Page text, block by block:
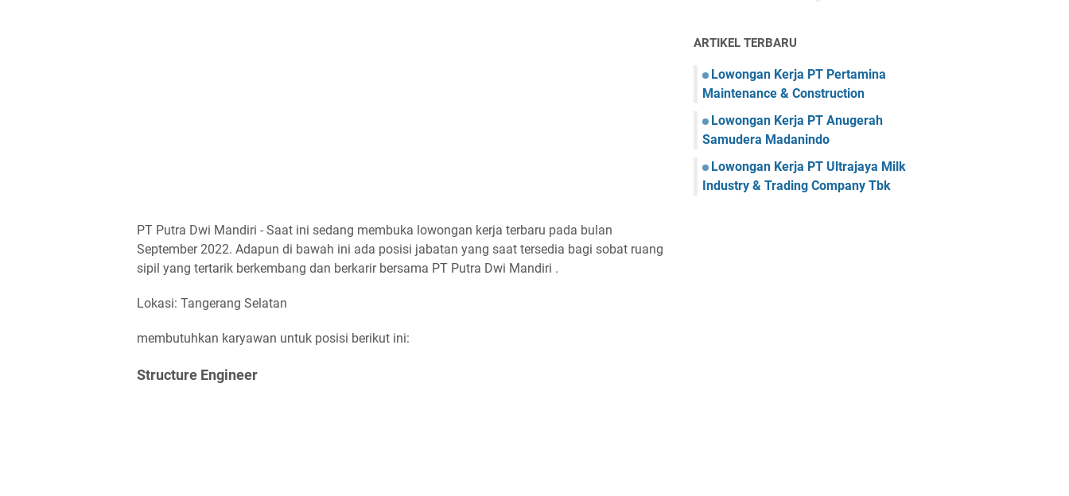
PT Putra Dwi Mandiri - Saat ini sedang membuka lowongan kerja terbaru pada bulan
September 2022. Adapun di bawah ini ada posisi jabatan yang saat tersedia bagi sobat ruang
sipil yang tertarik berkembang dan berkarir bersama PT Putra Dwi Mandiri .
Lokasi: Tangerang Selatan
membutuhkan karyawan untuk posisi berikut ini:
Structure Engineer
ARTIKEL TERBARU
Lowongan Kerja PT Pertamina
Maintenance & Construction
Lowongan Kerja PT Anugerah
Samudera Madanindo
Lowongan Kerja PT Ultrajaya Milk
Industry & Trading Company Tbk